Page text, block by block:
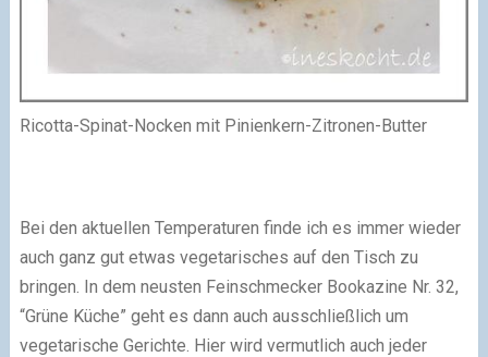
Ricotta-Spinat-Nocken mit Pinienkern-Zitronen-Butter
Bei den aktuellen Temperaturen finde ich es immer wieder
auch ganz gut etwas vegetarisches auf den Tisch zu
bringen. In dem neusten Feinschmecker Bookazine Nr. 32,
“Grüne Küche” geht es dann auch ausschließlich um
vegetarische Gerichte. Hier wird vermutlich auch jeder